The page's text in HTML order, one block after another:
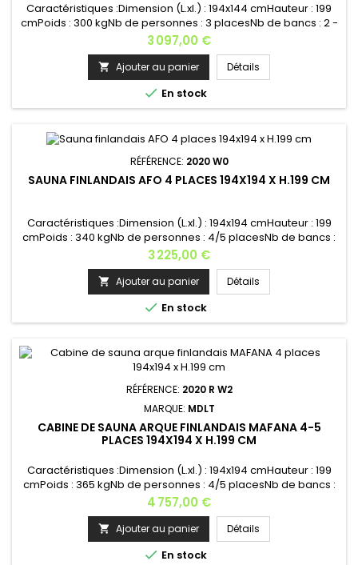
Caractéristiques :Dimension (L.xl.) : 194x144 cmHauteur : 199
cmPoids : 300 kgNb de personnes : 3 placesNb de bancs : 2 -
2 x 1785 x550 mmLogement de poêle : 1 - Poêle recommandé
: 8 kWGrille de protection du poêle : 1Grille d’aération : 1Appui-
tête : 2Éclairage : 1Nb de fenêtres : 1Matière : bois
épicéa Raccords : Raccords externesType du verre : verre...
Prix
3 097,00 €
 Ajouter au panier Détails
 En stock
RÉFÉRENCE: 2020 W0
SAUNA FINLANDAIS AFO 4 PLACES 194X194 X H.199 CM
Caractéristiques :Dimension (L.xl.) : 194x194 cmHauteur : 199
cmPoids : 340 kgNb de personnes : 4/5 placesNb de bancs :
2 - 2 x 1785 x550 mmLogement de poêle : 1 - Poêle
recommandé : 8 kWGrille de protection du poêle : 1Grille
d’aération : 1Appui-tête : 2Éclairage : 1Nb de fenêtres :
0Matière : bois épicéa Raccords : Raccords externesType du
verre : verre...
Prix
3 225,00 €
 Ajouter au panier Détails
 En stock
RÉFÉRENCE: 2020 R W2
MARQUE: MDLT
CABINE DE SAUNA ARQUE FINLANDAIS MAFANA 4-5
PLACES 194X194 X H.199 CM
Caractéristiques :Dimension (L.xl.) : 194x194 cmHauteur : 199
cmPoids : 365 kgNb de personnes : 4/5 placesNb de bancs :
2 - 178,5x55 cm - 123,9x55cmLogement de poêle : 1 - Poêle
recommandé : 8 kWGrille de protection du poêle : 1Grille
d’aération : 1Appui-tête : 2Éclairage : 1Nb de fenêtres :
2Matière : bois épicéa Raccords : Raccords externesType du
verre...
Prix
4 757,00 €
 Ajouter au panier Détails
 En stock